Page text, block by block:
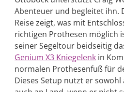
Abenteuer und begleitet ihn.
Reise zeigt, was mit
richtigen Prothesen möglich
seiner Segeltour beidseitig
Genium X3 Kniegelenk in
normalen Prothesenfuß für
Dieses Setup nutzt er sowohl